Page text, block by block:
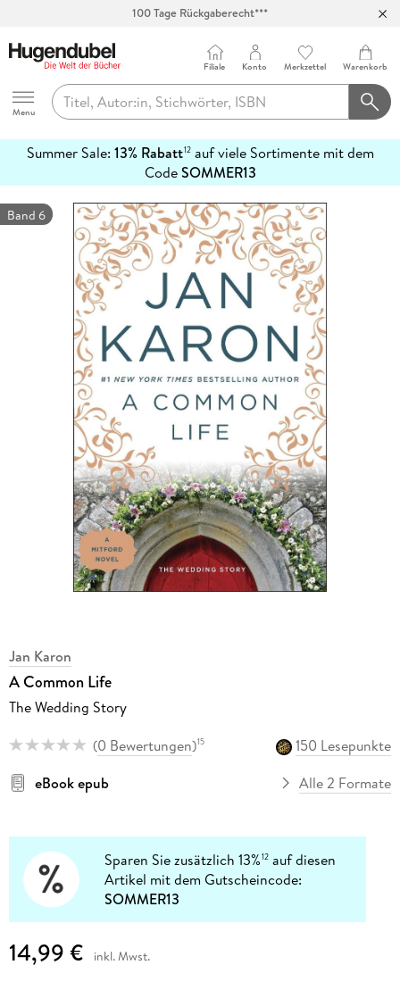
100 Tage Rückgaberecht***
Hugendubel
Menu
Filiale Konto Merkzettel Warenkorb
Summer Sale: 13% Rabatt12auf viele Sortimente mit dem
CodeSOMMER13
erfahren
Band 6
Jan Karon
A Common Life
The Wedding Story
(0 Bewertungen)15
150 Lesepunkte
eBook epub
Alle 2 Formate
Sparen Sie zusätzlich 13%12 auf diesen
Artikel mit dem Gutscheincode:
SOMMER13
14,99 € inkl. Mwst.